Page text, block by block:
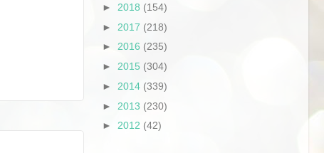
► 2018 (154)
► 2017 (218)
► 2016 (235)
► 2015 (304)
► 2014 (339)
► 2013 (230)
► 2012 (42)